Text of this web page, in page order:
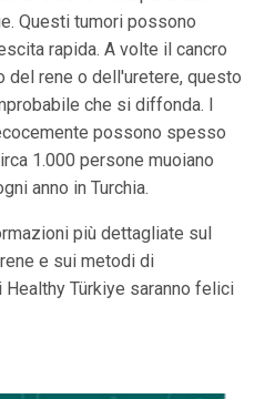
Questi tumori possono
rapida. A volte il cancro
del rene o dell'uretere, questo
che si diffonda. I
possono spesso
1.000 persone muoiano
anno in Turchia.
più dettagliate sul
e sui metodi di
Türkiye saranno felici